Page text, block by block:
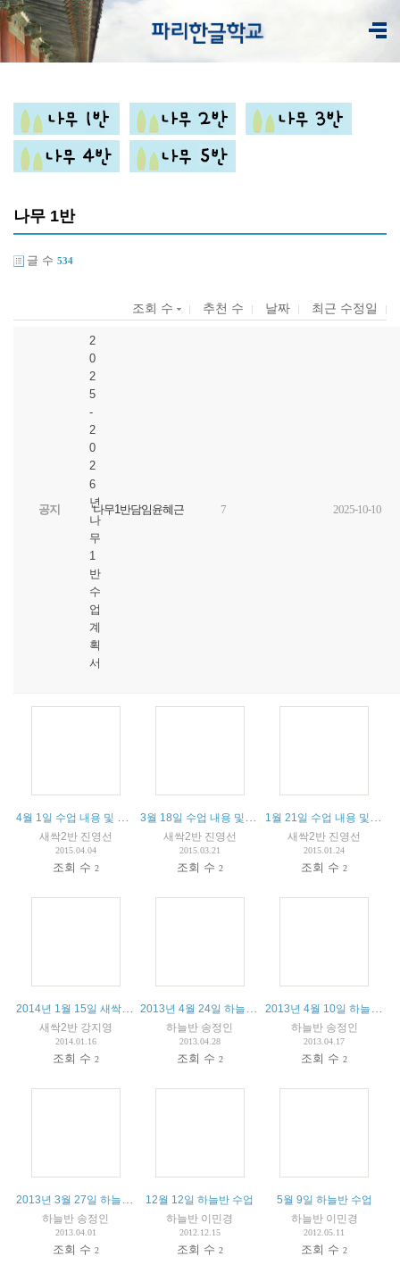
나무 1반
글 수 534
조회 수 추천 수 날짜 최근 수정일
공지
2
0
2
5
-
2
0
2
6
년
나
무
1
반
수
업
계
획
서
나무1반담임윤혜근 7 2025-10-10
새싹2반 진영선
2015.04.04
조회 수 2
새싹2반 진영선
2015.03.21
조회 수 2
새싹2반 진영선
2015.01.24
조회 수2
새싹2반 강지영
2014.01.16
조회 수 2
하늘반 송정인
2013.04.28
조회 수 2
하늘반 송정인
2013.04.17
조회 수2
하늘반 송정인
2013.04.01
조회 수 2
12월 12일 하늘반 수업
하늘반 이민경
2012.12.15
조회 수 2
5월 9일 하늘반 수업
하늘반 이민경
2012.05.11
조회 수2